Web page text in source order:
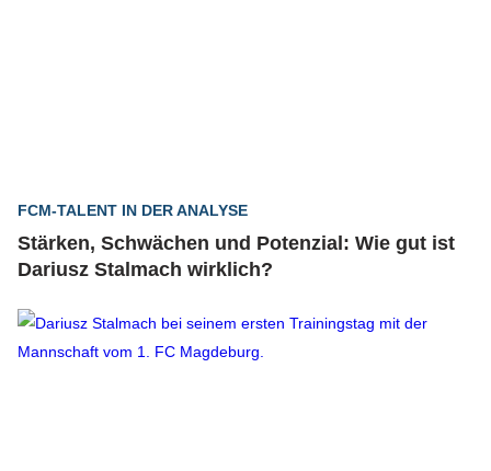
FCM-TALENT IN DER ANALYSE
Stärken, Schwächen und Potenzial: Wie gut ist
Dariusz Stalmach wirklich?